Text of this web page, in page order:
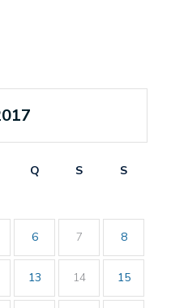
Q S
S
6 7 8
13 14 15